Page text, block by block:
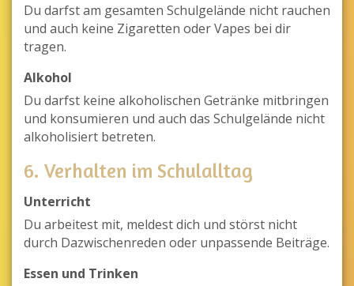
Du darfst am gesamten Schulgelände nicht rauchen
und auch keine Zigaretten oder Vapes bei dir
tragen.
Alkohol
Du darfst keine alkoholischen Getränke mitbringen
und konsumieren und auch das Schulgelände nicht
alkoholisiert betreten.
6. Verhalten im Schulalltag
Unterricht
Du arbeitest mit, meldest dich und störst nicht
durch Dazwischenreden oder unpassende Beiträge.
Essen und Trinken